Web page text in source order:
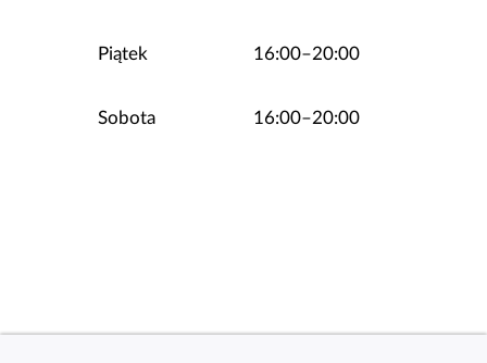
Piątek 16:00–20:00
Sobota 16:00–20:00